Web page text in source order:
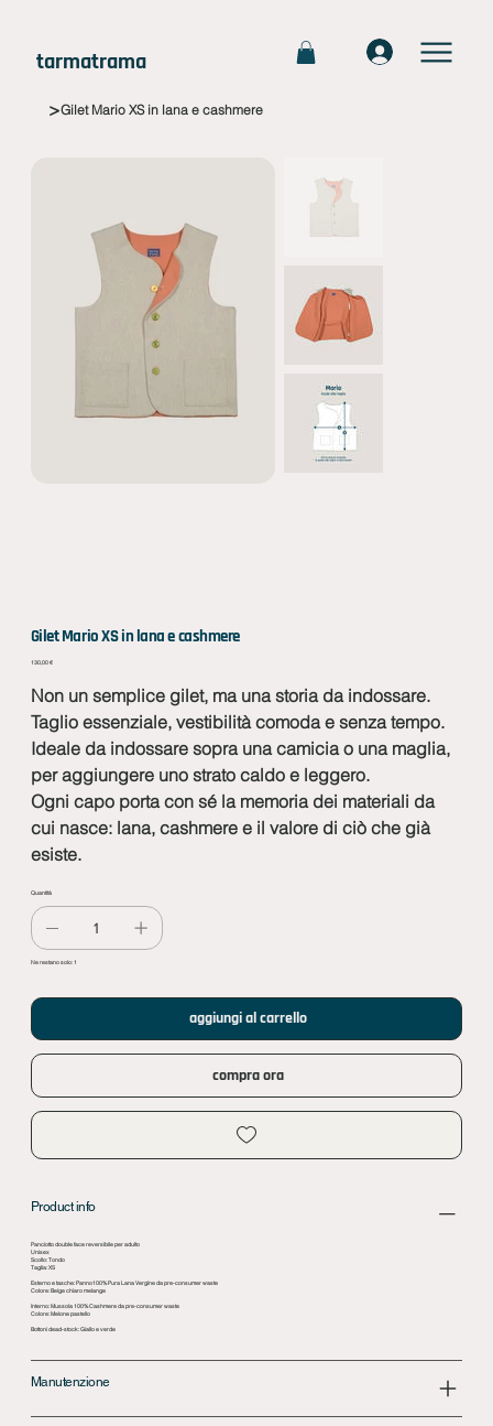
tarmatrama
>Gilet Mario XS in lana e cashmere
Gilet Mario XS in lana e cashmere
Prezzo
130,00 €
Non un semplice gilet, ma una storia da indossare.
Taglio essenziale, vestibilità comoda e senza tempo.
Ideale da indossare sopra una camicia o una maglia,
per aggiungere uno strato caldo e leggero.
Ogni capo porta con sé la memoria dei materiali da
cui nasce: lana, cashmere e il valore di ciò che già
esiste.
Quantità
Ne restano solo: 1
aggiungi al carrello
compra ora
Product info
Panciotto double face reversibile per adulto
Unisex
Scollo: Tondo
Taglia: XS
Esterno e tasche: Panno100% Pura Lana Vergine da pre-consumer waste
Colore: Beige chiaro melange
Interno: Mussola 100% Cashmere da pre-consumer waste
Colore: Melone pastello
Bottoni dead-stock: Giallo e verde
Manutenzione